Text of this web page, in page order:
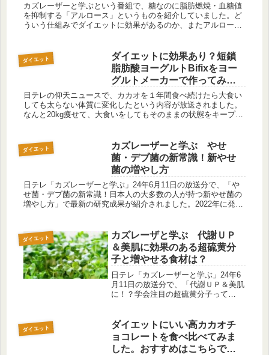
カズレーザーと学ぶという番組で、糖なのに脂肪燃焼・血糖値
を抑制する「アルロース」というものを紹介していました。ど
ういう仕組みでダイエットに効果があるのか、またアルロース
ダイエット
ダイエットに効果あり？短鎖
脂肪酸ヨーグルトBifixをヨー
グルトメーカーで作ってみま
した。
日テレの仰天ニュースで、カカオを１年間食べ続けたら大食い
しても太らない体質に変化したという内容が放送されました。
なんと20kg痩せて、大食いをしてもそのままの状態をキープ！
ダイエット
カズレーザーと学ぶ やせ
菌・デブ菌の新常識！新やせ
菌の増やし方
日テレ「カズレーザーと学ぶ」24年6月11日の放送分で、「や
せ菌・デブ菌の新常識！日本人の大多数の人が持つ新やせ菌の
増やし方」で最新の研究成果が紹介されました。2022年に発見
ダイエット
カズレーザと学ぶ 代謝ＵＰ
＆美肌に効果のある超硫黄分
子と増やせる食材は？
日テレ「カズレーザーと学ぶ」24年6
月11日の放送分で、「代謝ＵＰ＆美肌
に！？学会注目の超硫黄分子って
ト・日焼け・シミ・シワに効果的な
「超硫黄分子」を増やす最強食材とは
何な...
ダイエット
ダイエットにいい高カカオチ
ョコレートを食べ比べてみま
した。おすすめはこちらで